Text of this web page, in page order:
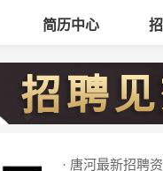
简历中心
· 唐河最新招聘